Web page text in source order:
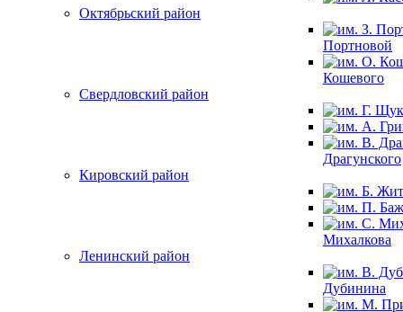
Октябрьский район
Портновой
Кошевого
Свердловский район
Драгунского
Кировский район
Михалкова
Ленинский район
Дубинина